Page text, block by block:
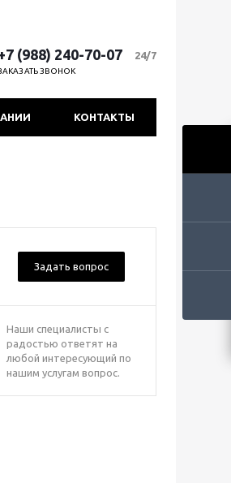
(988) 240-70-07 24/7
ЗВОНОК
КОНТАКТЫ
Задать вопрос
Наши специалисты с
радостью ответят на
любой интересующий по
нашим услугам вопрос.